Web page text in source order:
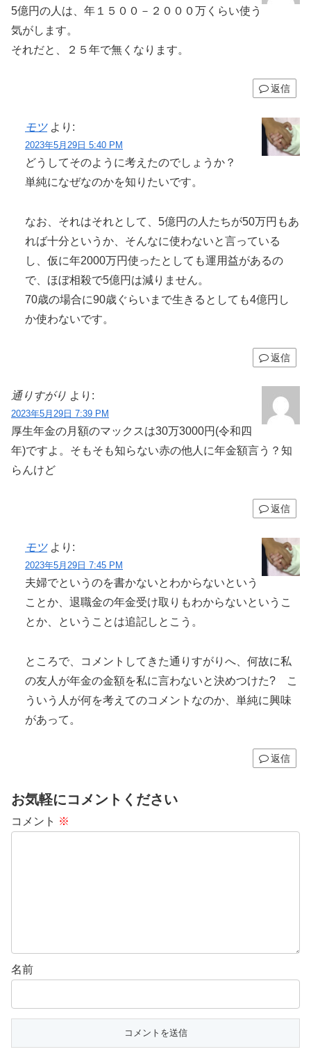
5億円の人は、年１５００－２０００万くらい使う
気がします。
それだと、２５年で無くなります。
返信
モツ より:
2023年5月29日 5:40 PM
どうしてそのように考えたのでしょうか？
単純になぜなのかを知りたいです。
なお、それはそれとして、5億円の人たちが50万円もあ
れば十分というか、そんなに使わないと言っている
し、仮に年2000万円使ったとしても運用益があるの
で、ほぼ相殺で5億円は減りません。
70歳の場合に90歳ぐらいまで生きるとしても4億円し
か使わないです。
返信
通りすがり より:
2023年5月29日 7:39 PM
厚生年金の月額のマックスは30万3000円(令和四
年)ですよ。そもそも知らない赤の他人に年金額言う？知
らんけど
返信
モツ より:
2023年5月29日 7:45 PM
夫婦でというのを書かないとわからないという
ことか、退職金の年金受け取りもわからないというこ
とか、ということは追記しとこう。
ところで、コメントしてきた通りすがりへ、何故に私
の友人が年金の金額を私に言わないと決めつけた? こ
ういう人が何を考えてのコメントなのか、単純に興味
があって。
返信
お気軽にコメントください
コメント ※
名前